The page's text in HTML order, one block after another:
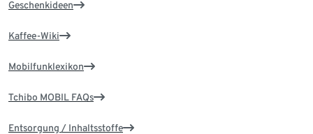
Geschenkideen
Kaffee-Wiki
Mobilfunklexikon
Tchibo MOBIL FAQs
Entsorgung / Inhaltsstoffe